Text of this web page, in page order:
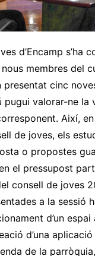
d’Encamp s’ha
membres del
presentat cinc
pugui valorar-ne la
Així,
de joves, els
o propostes
el pressupost
consell de joves
a la sessió
d’un
d’una
de la